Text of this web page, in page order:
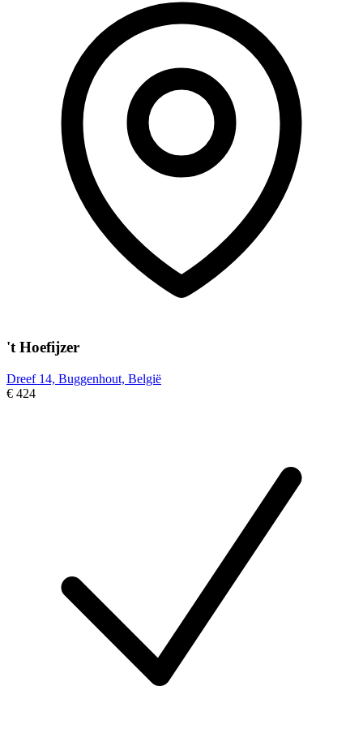
't Hoefijzer
Dreef 14, Buggenhout, België
€ 424